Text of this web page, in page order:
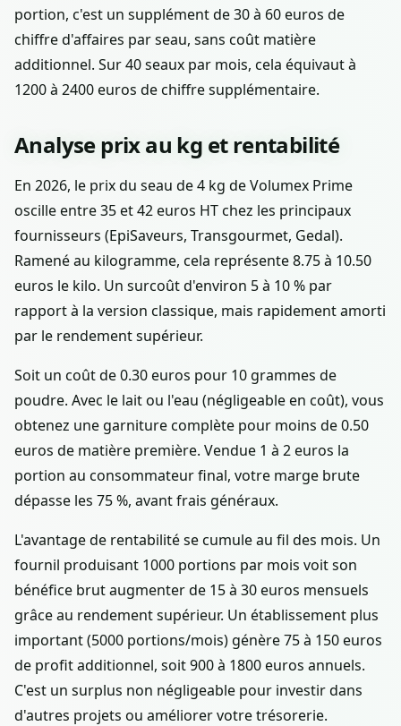
portion, c'est un supplément de 30 à 60 euros de
chiffre d'affaires par seau, sans coût matière
additionnel. Sur 40 seaux par mois, cela équivaut à
1200 à 2400 euros de chiffre supplémentaire.
Analyse prix au kg et rentabilité
En 2026, le prix du seau de 4 kg de Volumex Prime
oscille entre 35 et 42 euros HT chez les principaux
fournisseurs (EpiSaveurs, Transgourmet, Gedal).
Ramené au kilogramme, cela représente 8.75 à 10.50
euros le kilo. Un surcoût d'environ 5 à 10 % par
rapport à la version classique, mais rapidement amorti
par le rendement supérieur.
Soit un coût de 0.30 euros pour 10 grammes de
poudre. Avec le lait ou l'eau (négligeable en coût), vous
obtenez une garniture complète pour moins de 0.50
euros de matière première. Vendue 1 à 2 euros la
portion au consommateur final, votre marge brute
dépasse les 75 %, avant frais généraux.
L'avantage de rentabilité se cumule au fil des mois. Un
fournil produisant 1000 portions par mois voit son
bénéfice brut augmenter de 15 à 30 euros mensuels
grâce au rendement supérieur. Un établissement plus
important (5000 portions/mois) génère 75 à 150 euros
de profit additionnel, soit 900 à 1800 euros annuels.
C'est un surplus non négligeable pour investir dans
d'autres projets ou améliorer votre trésorerie.